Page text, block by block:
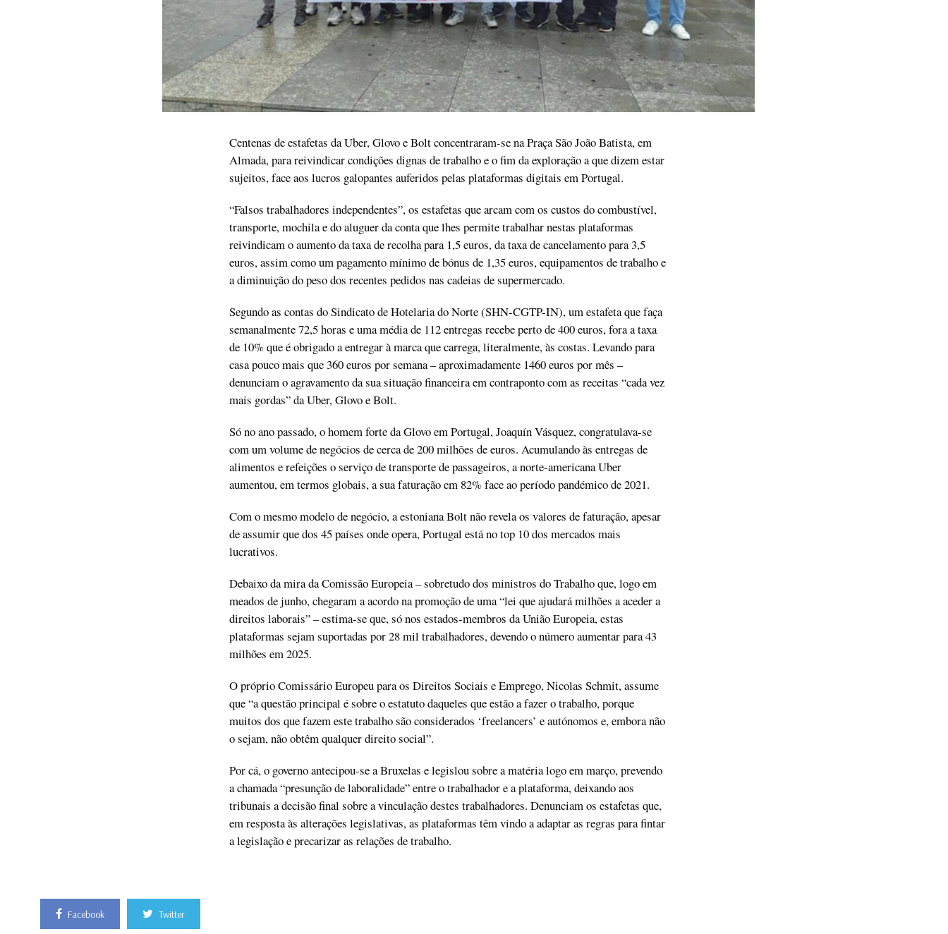
Centenas de estafetas da Uber, Glovo e Bolt concentraram-se na Praça São João Batista, em
Almada, para reivindicar condições dignas de trabalho e o fim da exploração a que dizem estar
sujeitos, face aos lucros galopantes auferidos pelas plataformas digitais em Portugal.
“Falsos trabalhadores independentes”, os estafetas que arcam com os custos do combustível,
transporte, mochila e do aluguer da conta que lhes permite trabalhar nestas plataformas
reivindicam o aumento da taxa de recolha para 1,5 euros, da taxa de cancelamento para 3,5
euros, assim como um pagamento mínimo de bónus de 1,35 euros, equipamentos de trabalho e
a diminuição do peso dos recentes pedidos nas cadeias de supermercado.
Segundo as contas do Sindicato de Hotelaria do Norte (SHN-CGTP-IN), um estafeta que faça
semanalmente 72,5 horas e uma média de 112 entregas recebe perto de 400 euros, fora a taxa
de 10% que é obrigado a entregar à marca que carrega, literalmente, às costas. Levando para
casa pouco mais que 360 euros por semana – aproximadamente 1460 euros por mês –
denunciam o agravamento da sua situação financeira em contraponto com as receitas “cada vez
mais gordas” da Uber, Glovo e Bolt.
Só no ano passado, o homem forte da Glovo em Portugal, Joaquín Vásquez, congratulava-se
com um volume de negócios de cerca de 200 milhões de euros. Acumulando às entregas de
alimentos e refeições o serviço de transporte de passageiros, a norte-americana Uber
aumentou, em termos globais, a sua faturação em 82% face ao período pandémico de 2021.
Com o mesmo modelo de negócio, a estoniana Bolt não revela os valores de faturação, apesar
de assumir que dos 45 países onde opera, Portugal está no top 10 dos mercados mais
lucrativos.
Debaixo da mira da Comissão Europeia – sobretudo dos ministros do Trabalho que, logo em
meados de junho, chegaram a acordo na promoção de uma “lei que ajudará milhões a aceder a
direitos laborais” – estima-se que, só nos estados-membros da União Europeia, estas
plataformas sejam suportadas por 28 mil trabalhadores, devendo o número aumentar para 43
milhões em 2025.
O próprio Comissário Europeu para os Direitos Sociais e Emprego, Nicolas Schmit, assume
que “a questão principal é sobre o estatuto daqueles que estão a fazer o trabalho, porque
muitos dos que fazem este trabalho são considerados ‘freelancers’ e autónomos e, embora não
o sejam, não obtêm qualquer direito social”.
Por cá, o governo antecipou-se a Bruxelas e legislou sobre a matéria logo em março, prevendo
a chamada “presunção de laboralidade” entre o trabalhador e a plataforma, deixando aos
tribunais a decisão final sobre a vinculação destes trabalhadores. Denunciam os estafetas que,
em resposta às alterações legislativas, as plataformas têm vindo a adaptar as regras para fintar
a legislação e precarizar as relações de trabalho.
Facebook Twitter